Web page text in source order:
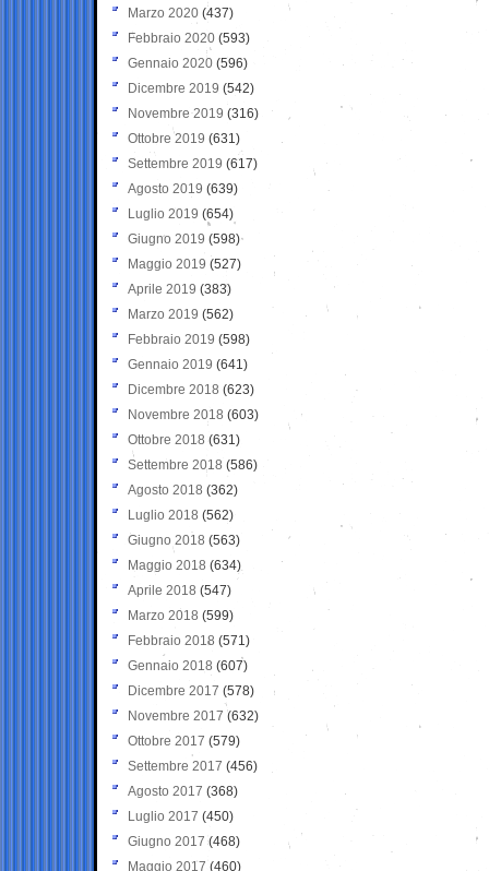
Marzo 2020 (437)
Febbraio 2020 (593)
Gennaio 2020 (596)
Dicembre 2019 (542)
Novembre 2019 (316)
Ottobre 2019 (631)
Settembre 2019 (617)
Agosto 2019 (639)
Luglio 2019 (654)
Giugno 2019 (598)
Maggio 2019 (527)
Aprile 2019 (383)
Marzo 2019 (562)
Febbraio 2019 (598)
Gennaio 2019 (641)
Dicembre 2018 (623)
Novembre 2018 (603)
Ottobre 2018 (631)
Settembre 2018 (586)
Agosto 2018 (362)
Luglio 2018 (562)
Giugno 2018 (563)
Maggio 2018 (634)
Aprile 2018 (547)
Marzo 2018 (599)
Febbraio 2018 (571)
Gennaio 2018 (607)
Dicembre 2017 (578)
Novembre 2017 (632)
Ottobre 2017 (579)
Settembre 2017 (456)
Agosto 2017 (368)
Luglio 2017 (450)
Giugno 2017 (468)
Maggio 2017 (460)